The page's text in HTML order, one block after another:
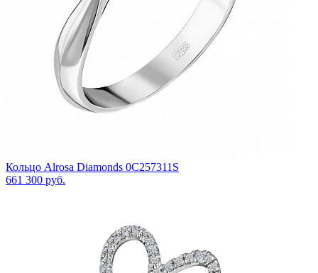
Кольцо Alrosa Diamonds 0C257311S
661 300 руб.